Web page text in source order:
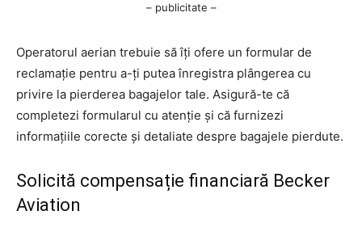
– publicitate –
Operatorul aerian trebuie să îți ofere un formular de
reclamație pentru a-ți putea înregistra plângerea cu
privire la pierderea bagajelor tale. Asigură-te că
completezi formularul cu atenție și că furnizezi
informațiile corecte și detaliate despre bagajele pierdute.
Solicită compensație financiară Becker
Aviation